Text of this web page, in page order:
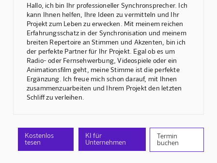
Hallo, ich bin Ihr professioneller Synchronsprecher. Ich
kann Ihnen helfen, Ihre Ideen zu vermitteln und Ihr
Projekt zum Leben zu erwecken. Mit meinem reichen
Erfahrungsschatz in der Synchronisation und meinem
breiten Repertoire an Stimmen und Akzenten, bin ich
der perfekte Partner für Ihr Projekt. Egal ob es um
Radio- oder Fernsehwerbung, Videospiele oder ein
Animationsfilm geht, meine Stimme ist die perfekte
Ergänzung. Ich freue mich schon darauf, mit Ihnen
zusammenzuarbeiten und Ihrem Projekt den letzten
Schliff zu verleihen.
Kostenlos
tesen
KI für
Unternehmen
Termin
buchen